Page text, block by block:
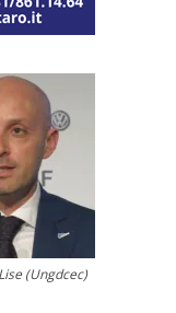
(Ungdcec)